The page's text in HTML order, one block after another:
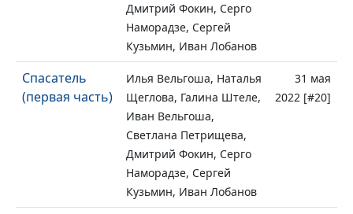
Дмитрий Фокин, Серго
Наморадзе, Сергей
Кузьмин, Иван Лобанов
Спасатель
(первая часть)
Илья Вельгоша, Наталья
Щеглова, Галина Штеле,
Иван Вельгоша,
Светлана Петрищева,
Дмитрий Фокин, Серго
Наморадзе, Сергей
Кузьмин, Иван Лобанов
31 мая
2022 [#20]